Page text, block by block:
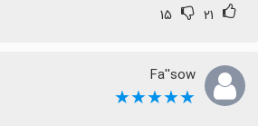
۲۱ ۱۵
Fa''sow
★★★★★